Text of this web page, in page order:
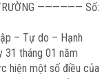
TRƯỜNG —————— Số:
– Tự do – Hạnh
tháng 01 năm
hiện một số điều của